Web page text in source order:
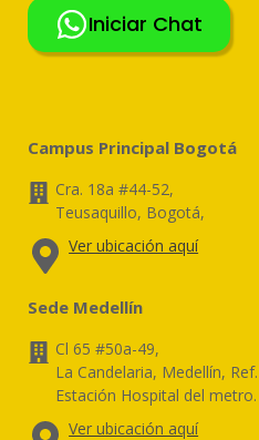
Iniciar Chat
Campus Principal Bogotá
Cra. 18a #44-52,
Teusaquillo, Bogotá,
Ver ubicación aquí
Sede Medellín
Cl 65 #50a-49,
La Candelaria, Medellín,
Estación Hospital del metro.
Ver ubicación aquí